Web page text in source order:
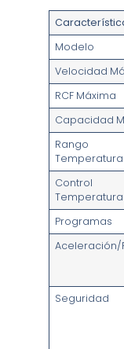
Modelo
Velocidad
RCF Máxima
Capacidad
Temperatura
Temperatura
Programas
Aceleración/
Seguridad